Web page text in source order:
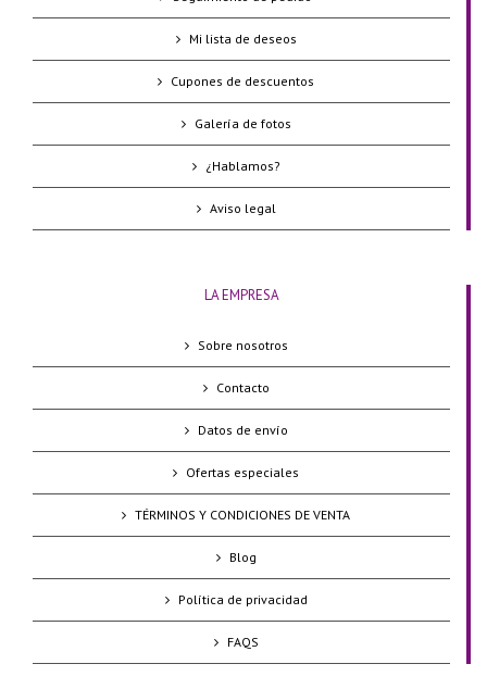
Mi lista de deseos
Cupones de descuentos
Galería de fotos
¿Hablamos?
Aviso legal
LA EMPRESA
Sobre nosotros
Contacto
Datos de envío
Ofertas especiales
TÉRMINOS Y CONDICIONES DE VENTA
Blog
Política de privacidad
FAQS